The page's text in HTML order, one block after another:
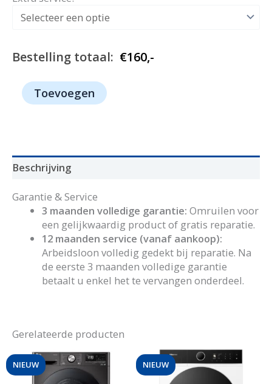
Bestelling totaal: €160,-
1053 Toevoegen
Beschrijving
Garantie & Service
3 maanden volledige garantie: Omruilen voor
een gelijkwaardig product of gratis reparatie.
12 maanden service (vanaf aankoop):
Arbeidsloon volledig gedekt bij reparatie. Na
de eerste 3 maanden volledige garantie
betaalt u enkel het te vervangen onderdeel.
Gerelateerde producten
NIEUW NIEUW